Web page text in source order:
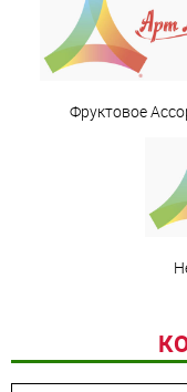
Фруктовое